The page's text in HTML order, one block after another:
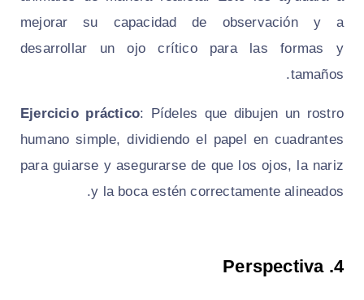
mejorar su capacidad de observación y a
desarrollar un ojo crítico para las formas y
tamaños.
Ejercicio práctico: Pídeles que dibujen un rostro
humano simple, dividiendo el papel en cuadrantes
para guiarse y asegurarse de que los ojos, la nariz
y la boca estén correctamente alineados.
4.
Perspectiva